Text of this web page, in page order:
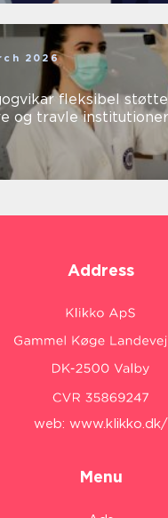
2026
støtte til udsatte
og travle institutioner
Address
web: www.klikko.dk/
Menu